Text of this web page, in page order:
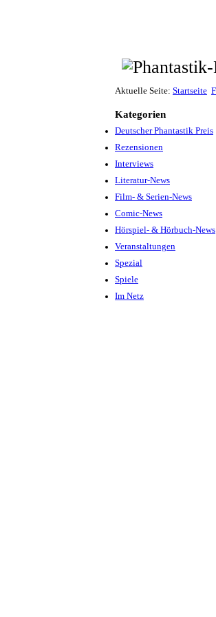
Aktuelle Seite: Startseite
Kategorien
Deutscher Phantastik Preis
Rezensionen
Interviews
Literatur-News
Film- & Serien-News
Comic-News
Hörspiel- & Hörbuch-News
Veranstaltungen
Spezial
Spiele
Im Netz